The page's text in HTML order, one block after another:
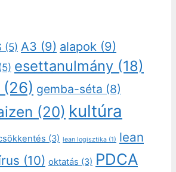
(5) A3 (9) alapok (9)
esettanulmány (18)
(26) gemba-séta (8)
(20) kultúra
(3) lean logisztika (1) lean
(10) oktatás (3) PDCA